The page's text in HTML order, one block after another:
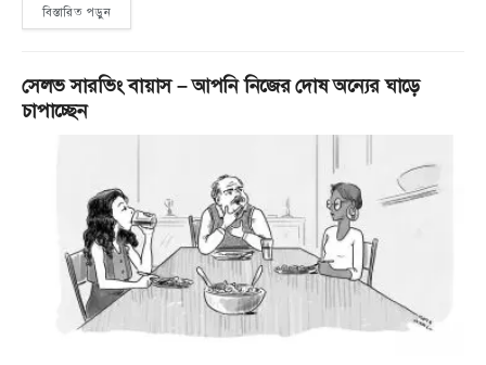
বিস্তারিত পড়ুন
সেলভ সারভিং বায়াস – আপনি নিজের দোষ অন্যের ঘাড়ে
চাপাচ্ছেন